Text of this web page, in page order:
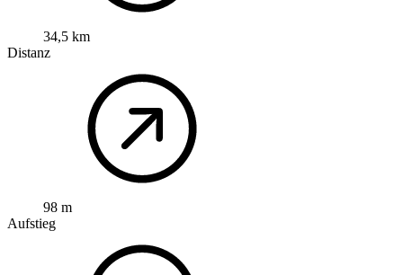
34,5 km
Distanz
98 m
Aufstieg